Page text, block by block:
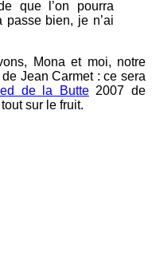
que l’on pourra
bien, je n’ai
Mona et moi, notre
Jean Carmet : ce sera
de la Butte2007 de
sur le fruit.